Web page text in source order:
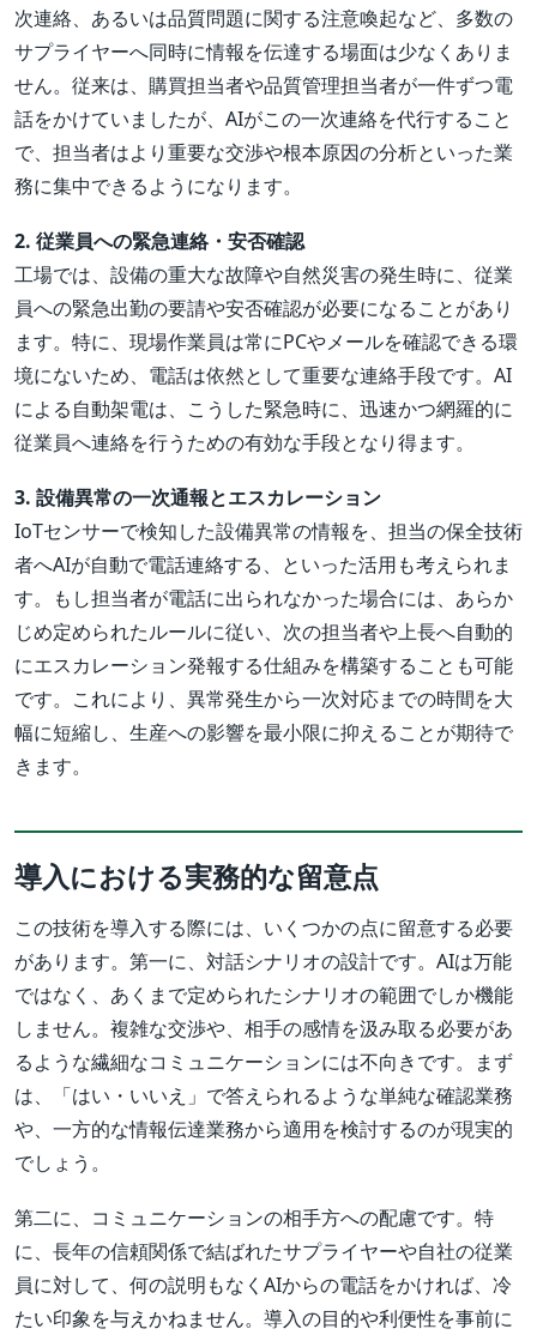
次連絡、あるいは品質問題に関する注意喚起など、多数の
サプライヤーへ同時に情報を伝達する場面は少なくありま
せん。従来は、購買担当者や品質管理担当者が一件ずつ電
話をかけていましたが、AIがこの一次連絡を代行すること
で、担当者はより重要な交渉や根本原因の分析といった業
務に集中できるようになります。
2. 従業員への緊急連絡・安否確認
工場では、設備の重大な故障や自然災害の発生時に、従業
員への緊急出勤の要請や安否確認が必要になることがあり
ます。特に、現場作業員は常にPCやメールを確認できる環
境にないため、電話は依然として重要な連絡手段です。AI
による自動架電は、こうした緊急時に、迅速かつ網羅的に
従業員へ連絡を行うための有効な手段となり得ます。
3. 設備異常の一次通報とエスカレーション
IoTセンサーで検知した設備異常の情報を、担当の保全技術
者へAIが自動で電話連絡する、といった活用も考えられま
す。もし担当者が電話に出られなかった場合には、あらか
じめ定められたルールに従い、次の担当者や上長へ自動的
にエスカレーション発報する仕組みを構築することも可能
です。これにより、異常発生から一次対応までの時間を大
幅に短縮し、生産への影響を最小限に抑えることが期待で
きます。
導入における実務的な留意点
この技術を導入する際には、いくつかの点に留意する必要
があります。第一に、対話シナリオの設計です。AIは万能
ではなく、あくまで定められたシナリオの範囲でしか機能
しません。複雑な交渉や、相手の感情を汲み取る必要があ
るような繊細なコミュニケーションには不向きです。まず
は、「はい・いいえ」で答えられるような単純な確認業務
や、一方的な情報伝達業務から適用を検討するのが現実的
でしょう。
第二に、コミュニケーションの相手方への配慮です。特
に、長年の信頼関係で結ばれたサプライヤーや自社の従業
員に対して、何の説明もなくAIからの電話をかければ、冷
たい印象を与えかねません。導入の目的や利便性を事前に